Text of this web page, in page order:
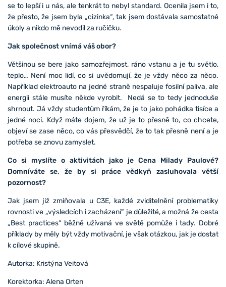
se to lepší i u nás, ale tenkrát to nebyl standard. Ocenila jsem i to,
že přesto, že jsem byla „cizinka“, tak jsem dostávala samostatné
úkoly a nikdo mě nevodil za ručičku.
Jak společnost vnímá váš obor?
Většinou se bere jako samozřejmost, ráno vstanu a je tu světlo,
teplo… Není moc lidí, co si uvědomují, že je vždy něco za něco.
Například elektroauto na jedné straně nespaluje fosilní paliva, ale
energii stále musíte někde vyrobit. Nedá se to tedy jednoduše
shrnout. Já vždy studentům říkám, že je to jako pohádka tisíce a
jedné noci. Když máte dojem, že už je to přesně to, co chcete,
objeví se zase něco, co vás přesvědčí, že to tak přesně není a je
potřeba se znovu zamyslet.
Co si myslíte o aktivitách jako je Cena Milady Paulové?
Domníváte se, že by si práce vědkyň zasluhovala větší
pozornost?
Jak jsem již zmiňovala u C3E, každé zviditelnění problematiky
rovnosti ve „výsledcích i zacházení“ je důležité, a možná že cesta
„Best practices“ běžně užívaná ve světě pomůže i tady. Dobré
příklady by měly být vždy motivační, je však otázkou, jak je dostat
k cílové skupině.
Autorka: Kristýna Veitová
Korektorka: Alena Orten